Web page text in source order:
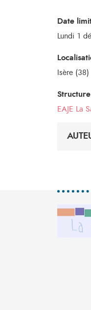
Date
Lundi 1
Isère (38)
EAJE La